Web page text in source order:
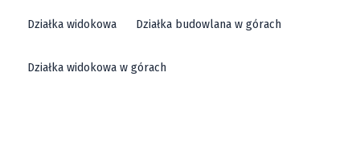
Działka widokowa Działka budowlana w górach
Działka widokowa w górach